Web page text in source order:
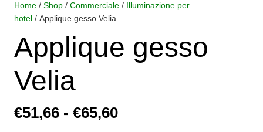
Home / Shop / Commerciale / Illuminazione per
hotel / Applique gesso Velia
Applique gesso
Velia
€51,66 - €65,60Fascia